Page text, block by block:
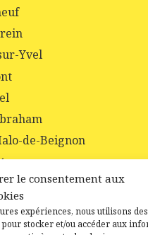
le consentement aux
expériences, nous utilisons
pour stocker et/ou accéder aux
Yvel
de-Beignon
de
forêt de Brocéliande